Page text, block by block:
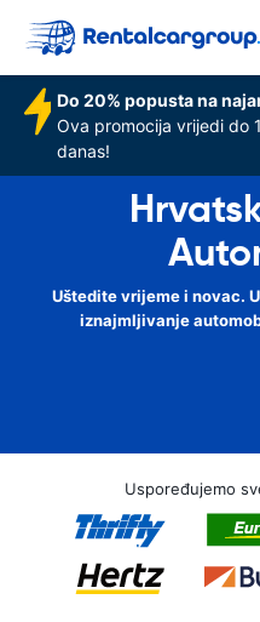
Do 20% popusta na
Ova promocija vrijedi do
danas!
Uštedite vrijeme i novac.
iznajmljivanje
Uspoređujemo